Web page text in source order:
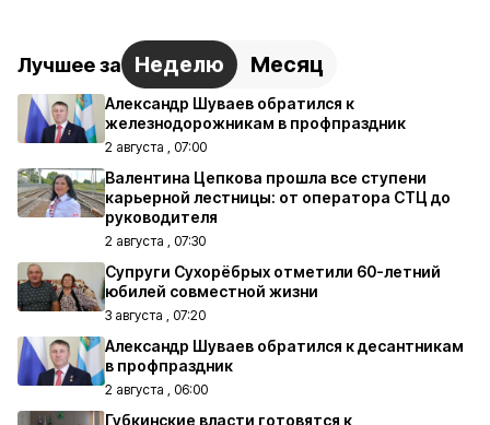
Лучшее за Неделю Месяц
Александр Шуваев обратился к
железнодорожникам в профпраздник
2 августа , 07:00
Валентина Цепкова прошла все ступени
карьерной лестницы: от оператора СТЦ до
руководителя
2 августа , 07:30
Супруги Сухорёбрых отметили 60-летний
юбилей совместной жизни
3 августа , 07:20
Александр Шуваев обратился к десантникам
в профпраздник
2 августа , 06:00
Губкинские власти готовятся к